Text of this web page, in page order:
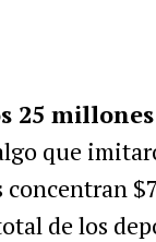
25
que
concentran
de los